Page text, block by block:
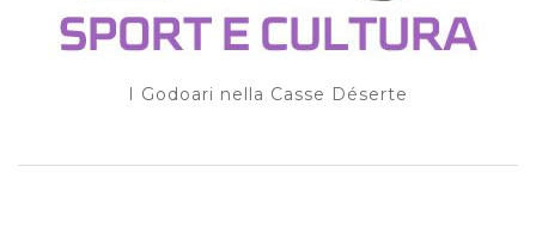
I Godoari nella Casse Déserte